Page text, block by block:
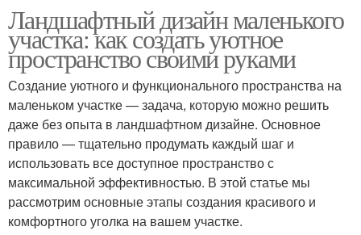
Ландшафтный дизайн маленького
участка: как создать уютное
пространство своими руками
Создание уютного и функционального пространства на
маленьком участке — задача, которую можно решить
даже без опыта в ландшафтном дизайне. Основное
правило — тщательно продумать каждый шаг и
использовать все доступное пространство с
максимальной эффективностью. В этой статье мы
рассмотрим основные этапы создания красивого и
комфортного уголка на вашем участке.